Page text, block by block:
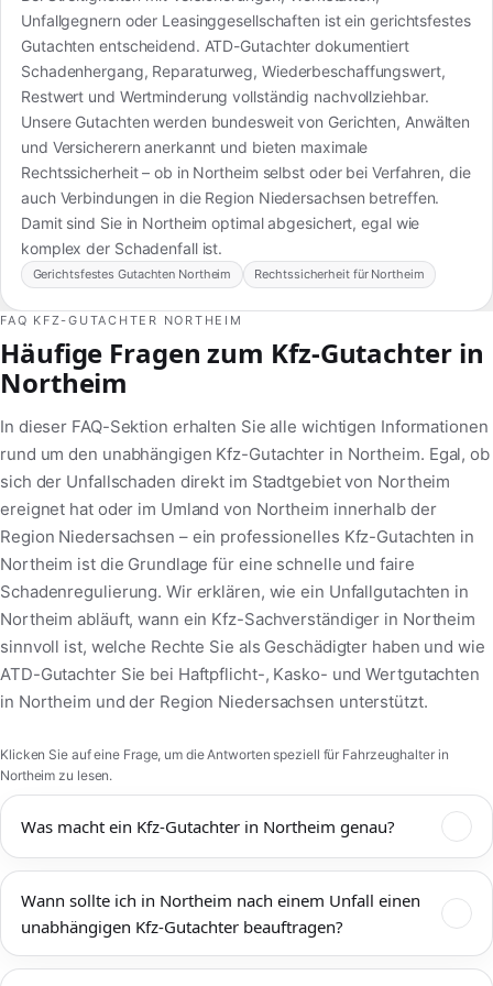
Unfallgegnern oder Leasinggesellschaften ist ein gerichtsfestes
Gutachten entscheidend. ATD-Gutachter dokumentiert
Schadenhergang, Reparaturweg, Wiederbeschaffungswert,
Restwert und Wertminderung vollständig nachvollziehbar.
Unsere Gutachten werden bundesweit von Gerichten, Anwälten
und Versicherern anerkannt und bieten maximale
Rechtssicherheit – ob in Northeim selbst oder bei Verfahren, die
auch Verbindungen in die Region Niedersachsen betreffen.
Damit sind Sie in Northeim optimal abgesichert, egal wie
komplex der Schadenfall ist.
Gerichtsfestes Gutachten Northeim Rechtssicherheit für Northeim
FAQ KFZ-GUTACHTER NORTHEIM
Häufige Fragen zum Kfz-Gutachter in
Northeim
In dieser FAQ-Sektion erhalten Sie alle wichtigen Informationen
rund um den unabhängigen Kfz-Gutachter in Northeim. Egal, ob
sich der Unfallschaden direkt im Stadtgebiet von Northeim
ereignet hat oder im Umland von Northeim innerhalb der
Region Niedersachsen – ein professionelles Kfz-Gutachten in
Northeim ist die Grundlage für eine schnelle und faire
Schadenregulierung. Wir erklären, wie ein Unfallgutachten in
Northeim abläuft, wann ein Kfz-Sachverständiger in Northeim
sinnvoll ist, welche Rechte Sie als Geschädigter haben und wie
ATD-Gutachter Sie bei Haftpflicht-, Kasko- und Wertgutachten
in Northeim und der Region Niedersachsen unterstützt.
Klicken Sie auf eine Frage, um die Antworten speziell für Fahrzeughalter in
Northeim zu lesen.
Was macht ein Kfz-Gutachter in Northeim genau?
bewertet den technischen und wirtschaftlichen Zustand Ihres
Fahrzeugs und ermittelt Reparaturkosten,
Wiederbeschaffungswert, Restwert und mögliche
Wann sollte ich in Northeim nach einem Unfall einen
unabhängigen Kfz-Gutachter beauftragen?